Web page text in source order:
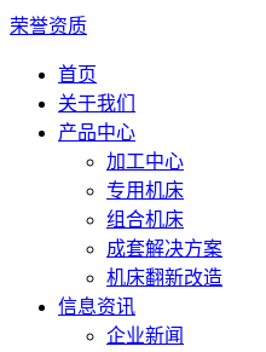
荣誉资质
首页
关于我们
产品中心
加工中心
专用机床
组合机床
成套解决方案
机床翻新改造
信息资讯
企业新闻